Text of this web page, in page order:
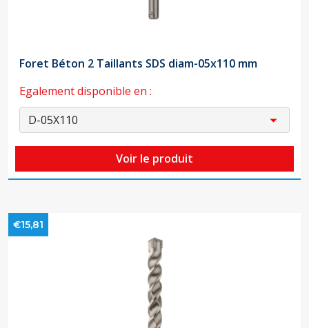
Foret Béton 2 Taillants SDS diam-05x110 mm
Egalement disponible en :
Voir le produit
€15,81